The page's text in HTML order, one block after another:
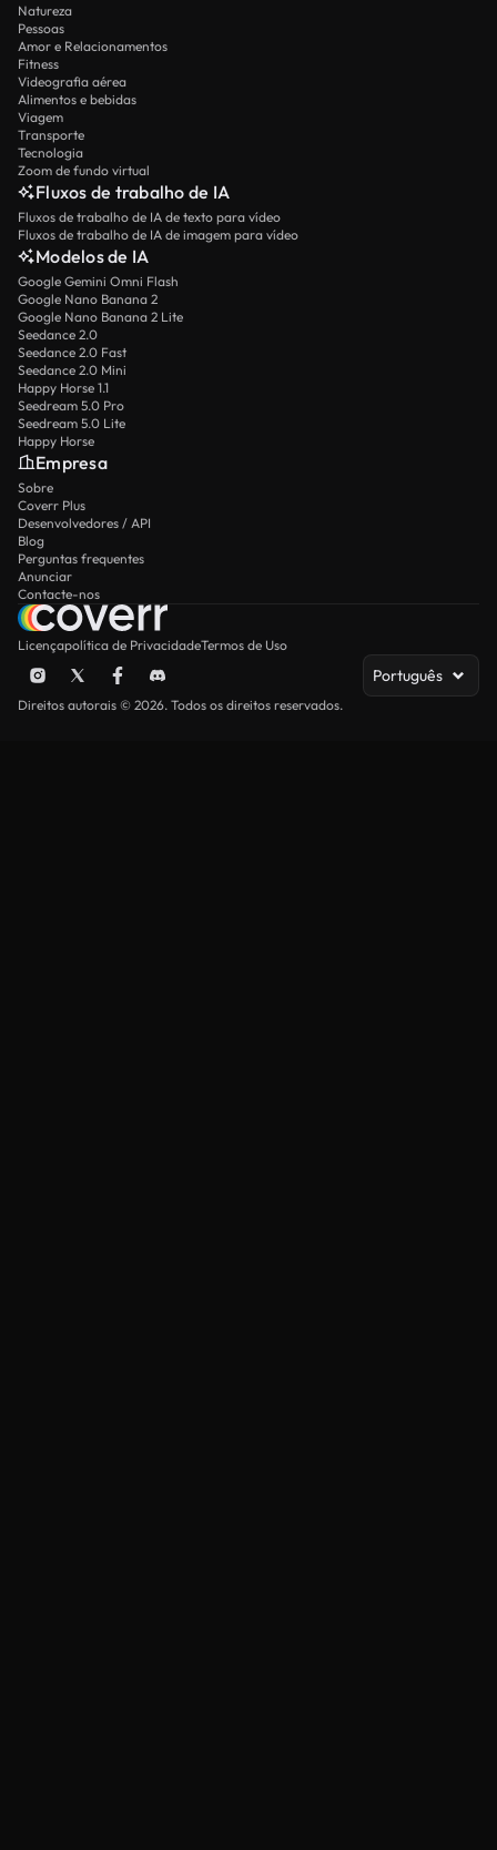
Natureza
Pessoas
Amor e Relacionamentos
Fitness
Videografia aérea
Alimentos e bebidas
Viagem
Transporte
Tecnologia
Zoom de fundo virtual
Fluxos de trabalho de IA
Fluxos de trabalho de IA de texto para vídeo
Fluxos de trabalho de IA de imagem para vídeo
Modelos de IA
Google Gemini Omni Flash
Google Nano Banana 2
Google Nano Banana 2 Lite
Seedance 2.0
Seedance 2.0 Fast
Seedance 2.0 Mini
Happy Horse 1.1
Seedream 5.0 Pro
Seedream 5.0 Lite
Happy Horse
Empresa
Sobre
Coverr Plus
Desenvolvedores / API
Blog
Perguntas frequentes
Anunciar
Contacte-nos
Licençapolítica de PrivacidadeTermos de Uso
Português
Direitos autorais © 2026. Todos os direitos reservados.